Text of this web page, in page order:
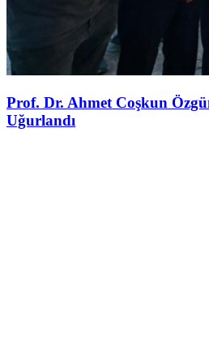
Prof. Dr. Ahmet Coşkun
Uğurlandı